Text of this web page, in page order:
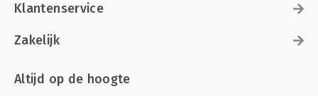
Klantenservice
Zakelijk
Altijd op de hoogte